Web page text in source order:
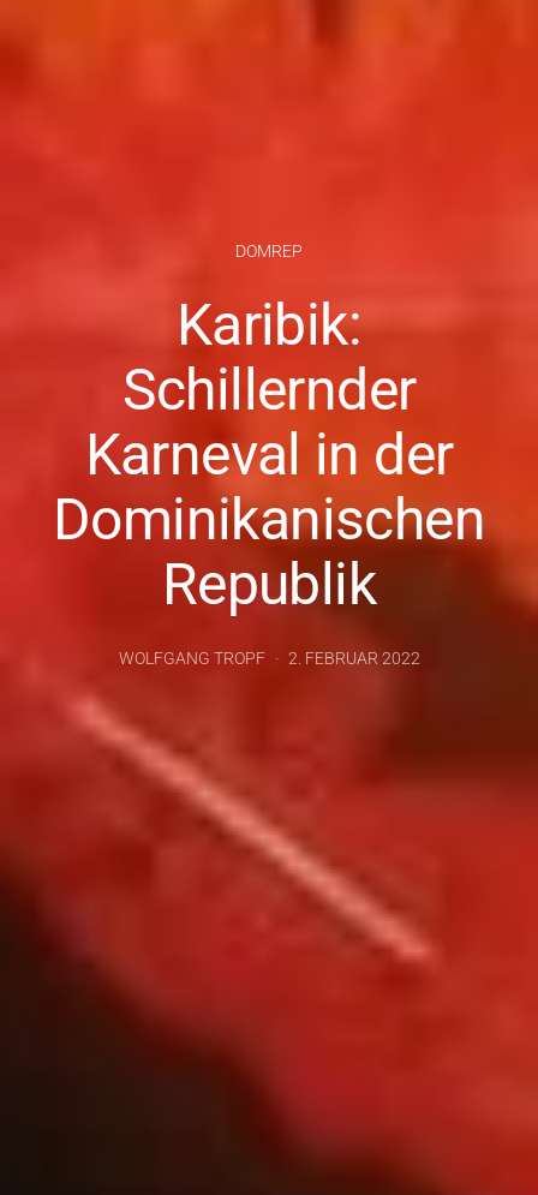
DOMREP
Karibik:
Schillernder
Karneval in der
Dominikanischen
Republik
WOLFGANG TROPF 2. FEBRUAR 2022